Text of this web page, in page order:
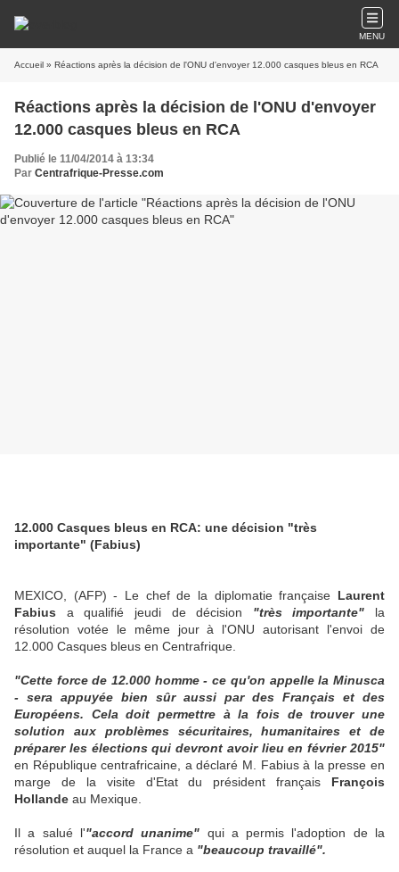
MENU
Accueil » Réactions après la décision de l'ONU d'envoyer 12.000 casques bleus en RCA
Réactions après la décision de l'ONU d'envoyer
12.000 casques bleus en RCA
Publié le 11/04/2014 à 13:34
Par Centrafrique-Presse.com
12.000 Casques bleus en RCA: une décision "très
importante" (Fabius)
MEXICO, (AFP) - Le chef de la diplomatie française Laurent
Fabius a qualifié jeudi de décision "très importante" la
résolution votée le même jour à l'ONU autorisant l'envoi de
12.000 Casques bleus en Centrafrique.
"Cette force de 12.000 homme - ce qu'on appelle la Minusca
- sera appuyée bien sûr aussi par des Français et des
Européens. Cela doit permettre à la fois de trouver une
solution aux problèmes sécuritaires, humanitaires et de
préparer les élections qui devront avoir lieu en février 2015"
en République centrafricaine, a déclaré M. Fabius à la presse en
marge de la visite d'Etat du président français François
Hollande au Mexique.
Il a salué l'"accord unanime" qui a permis l'adoption de la
résolution et auquel la France a "beaucoup travaillé".